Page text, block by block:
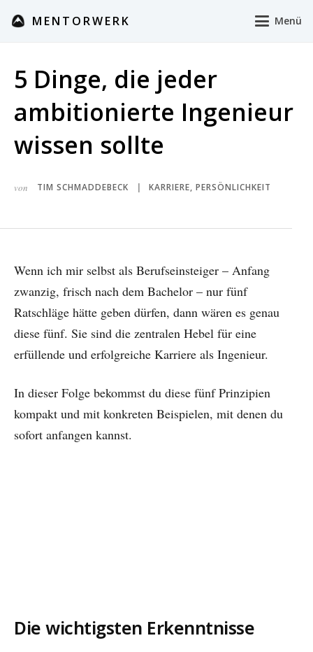
MENTORWERK Menü
5 Dinge, die jeder
ambitionierte Ingenieur
wissen sollte
von TIM SCHMADDEBECK KARRIERE,PERSÖNLICHKEIT
Wenn ich mir selbst als Berufseinsteiger – Anfang
zwanzig, frisch nach dem Bachelor – nur fünf
Ratschläge hätte geben dürfen, dann wären es genau
diese fünf. Sie sind die zentralen Hebel für eine
erfüllende und erfolgreiche Karriere als Ingenieur.
In dieser Folge bekommst du diese fünf Prinzipien
kompakt und mit konkreten Beispielen, mit denen du
sofort anfangen kannst.
Die wichtigsten Erkenntnisse